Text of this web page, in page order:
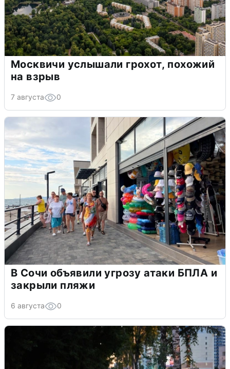
Москвичи услышали грохот, похожий
на взрыв
7 августа 0
В Сочи объявили угрозу атаки БПЛА и
закрыли пляжи
6 августа 0